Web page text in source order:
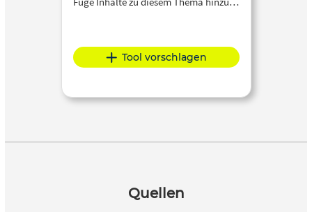
Tool vorschlagen
Quellen